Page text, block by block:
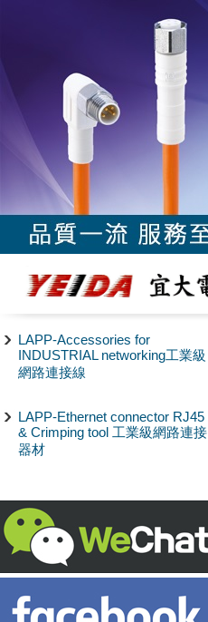
LAPP-Accessories for
INDUSTRIAL networking工業級
網路連接線
LAPP-Ethernet connector RJ45
& Crimping tool 工業級網路連接
器材